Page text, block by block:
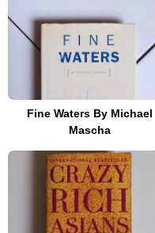
Fine Waters By Michael
Mascha